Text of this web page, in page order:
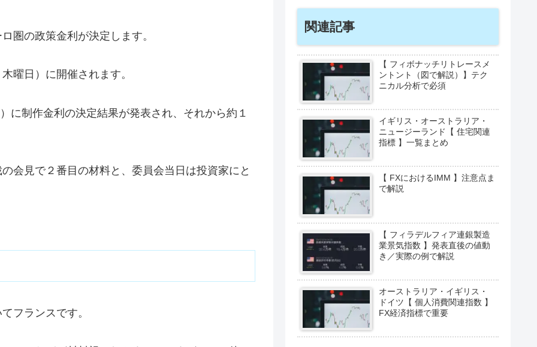
圏の政策金利が決定します。
曜日）に開催されます。
に制作金利の決定結果が発表され、それから約１
会見で２番目の材料と、委員会当日は投資家にと
フランスです。
関連記事
【 フィボナッチリトレースメ
ントント（図で解説）】テク
ニカル分析で必須
イギリス・オーストラリア・
ニュージーランド【 住宅関連
指標 】一覧まとめ
【 FXにおけるIMM 】注意点ま
で解説
【 フィラデルフィア連銀製造
業景気指数 】発表直後の値動
き／実際の例で解説
オーストラリア・イギリス・
ドイツ【 個人消費関連指数 】
FX経済指標で重要